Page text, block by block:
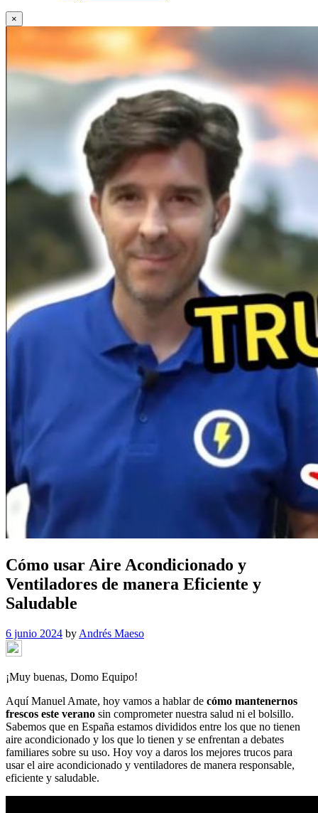
×
Cómo usar Aire Acondicionado y
Ventiladores de manera Eficiente y
Saludable
6 junio 2024 by Andrés Maeso
¡Muy buenas, Domo Equipo!
Aquí Manuel Amate, hoy vamos a hablar de cómo mantenernos
frescos este verano sin comprometer nuestra salud ni el bolsillo.
Sabemos que en España estamos divididos entre los que no tienen
aire acondicionado y los que lo tienen y se enfrentan a debates
familiares sobre su uso. Hoy voy a daros los mejores trucos para
usar el aire acondicionado y ventiladores de manera responsable,
eficiente y saludable.